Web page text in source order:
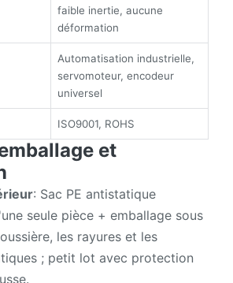
faible inertie, aucune
déformation
Automatisation industrielle,
servomoteur, encodeur
universel
ISO9001, ROHS
et
: Sac PE antistatique
seule pièce + emballage sous
les rayures et les
; petit lot avec protection